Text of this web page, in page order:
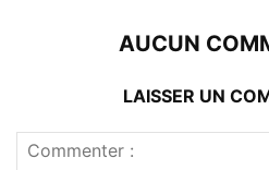
AUCUN
LAISSER UN